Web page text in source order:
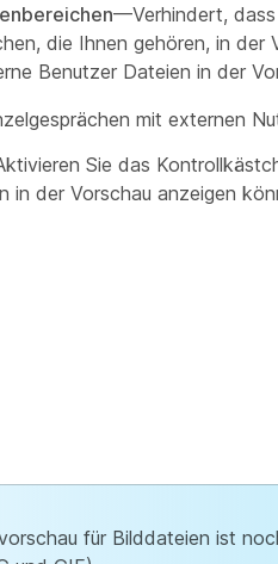
—Verhindert, dass
die Ihnen gehören, in der
Benutzer Dateien in der
mit externen
Sie das
in der Vorschau anzeigen
für Bilddateien ist